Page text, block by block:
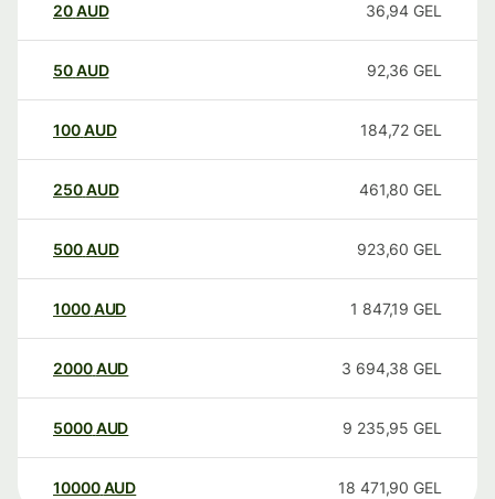
20AUD 36,94 GEL
50AUD 92,36 GEL
100AUD 184,72 GEL
250AUD 461,80 GEL
500AUD 923,60 GEL
1000AUD 1 847,19 GEL
2000AUD 3 694,38 GEL
5000AUD 9 235,95 GEL
10000 AUD 18 471,90 GEL